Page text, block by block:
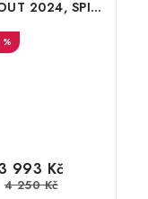
2024, SPIDI
bílá)
993 Kč
4 250 Kč